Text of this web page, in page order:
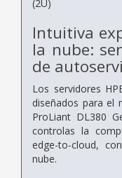
(2U)
Intuitiva
la nube:
de
Los servidores
diseñados para el
ProLiant DL380
controlas la
edge-to-cloud,
nube.